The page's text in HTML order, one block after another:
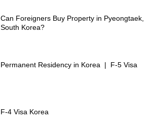
Can Foreigners Buy Property in Pyeongtaek,
South Korea?
Permanent Residency in Korea | F-5 Visa
F-4 Visa Korea